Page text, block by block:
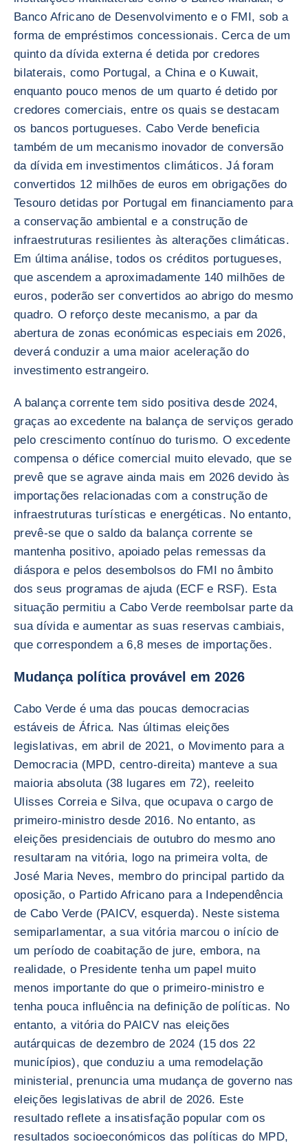
Banco Africano de Desenvolvimento e o FMI, sob a
forma de empréstimos concessionais. Cerca de um
quinto da dívida externa é detida por credores
bilaterais, como Portugal, a China e o Kuwait,
enquanto pouco menos de um quarto é detido por
credores comerciais, entre os quais se destacam
os bancos portugueses. Cabo Verde beneficia
também de um mecanismo inovador de conversão
da dívida em investimentos climáticos. Já foram
convertidos 12 milhões de euros em obrigações do
Tesouro detidas por Portugal em financiamento para
a conservação ambiental e a construção de
infraestruturas resilientes às alterações climáticas.
Em última análise, todos os créditos portugueses,
que ascendem a aproximadamente 140 milhões de
euros, poderão ser convertidos ao abrigo do mesmo
quadro. O reforço deste mecanismo, a par da
abertura de zonas económicas especiais em 2026,
deverá conduzir a uma maior aceleração do
investimento estrangeiro.
A balança corrente tem sido positiva desde 2024,
graças ao excedente na balança de serviços gerado
pelo crescimento contínuo do turismo. O excedente
compensa o défice comercial muito elevado, que se
prevê que se agrave ainda mais em 2026 devido às
importações relacionadas com a construção de
infraestruturas turísticas e energéticas. No entanto,
prevê-se que o saldo da balança corrente se
mantenha positivo, apoiado pelas remessas da
diáspora e pelos desembolsos do FMI no âmbito
dos seus programas de ajuda (ECF e RSF). Esta
situação permitiu a Cabo Verde reembolsar parte da
sua dívida e aumentar as suas reservas cambiais,
que correspondem a 6,8 meses de importações.
Mudança política provável em 2026
Cabo Verde é uma das poucas democracias
estáveis de África. Nas últimas eleições
legislativas, em abril de 2021, o Movimento para a
Democracia (MPD, centro-direita) manteve a sua
maioria absoluta (38 lugares em 72), reeleito
Ulisses Correia e Silva, que ocupava o cargo de
primeiro-ministro desde 2016. No entanto, as
eleições presidenciais de outubro do mesmo ano
resultaram na vitória, logo na primeira volta, de
José Maria Neves, membro do principal partido da
oposição, o Partido Africano para a Independência
de Cabo Verde (PAICV, esquerda). Neste sistema
semiparlamentar, a sua vitória marcou o início de
um período de coabitação de jure, embora, na
realidade, o Presidente tenha um papel muito
menos importante do que o primeiro-ministro e
tenha pouca influência na definição de políticas. No
entanto, a vitória do PAICV nas eleições
autárquicas de dezembro de 2024 (15 dos 22
municípios), que conduziu a uma remodelação
ministerial, prenuncia uma mudança de governo nas
eleições legislativas de abril de 2026. Este
resultado reflete a insatisfação popular com os
resultados socioeconómicos das políticas do MPD,